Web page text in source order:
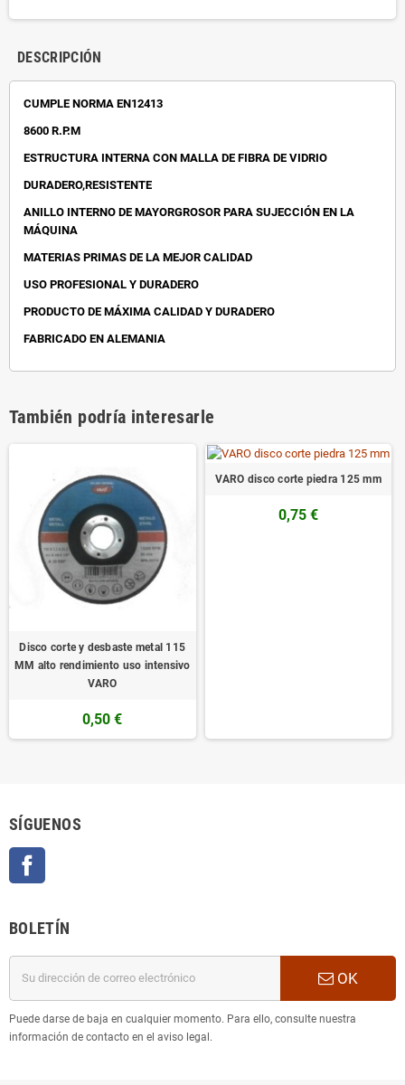
DESCRIPCIÓN
CUMPLE NORMA EN12413
8600 R.P.M
ESTRUCTURA INTERNA CON MALLA DE FIBRA DE VIDRIO
DURADERO,RESISTENTE
ANILLO INTERNO DE MAYORGROSOR PARA SUJECCIÓN EN LA
MÁQUINA
MATERIAS PRIMAS DE LA MEJOR CALIDAD
USO PROFESIONAL Y DURADERO
PRODUCTO DE MÁXIMA CALIDAD Y DURADERO
FABRICADO EN ALEMANIA
También podría interesarle
Disco corte y desbaste metal 115
MM alto rendimiento uso intensivo
VARO
0,50 €
VARO disco corte piedra 125 mm
0,75 €
SÍGUENOS
BOLETÍN
OK
Puede darse de baja en cualquier momento. Para ello, consulte nuestra
información de contacto en el aviso legal.